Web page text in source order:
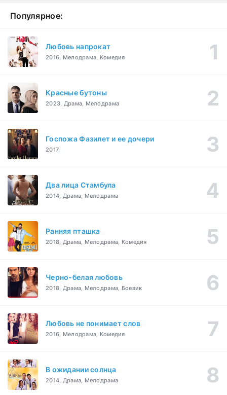
Популярное:
Любовь напрокат
2016, Мелодрама, Комедия
Красные бутоны
2023, Драма, Мелодрама
Госпожа Фазилет и ее дочери
2017,
Два лица Стамбула
2014, Драма, Мелодрама
Ранняя пташка
2018, Драма, Мелодрама, Комедия
Черно-белая любовь
2018, Драма, Мелодрама, Боевик
Любовь не понимает слов
2016, Мелодрама, Комедия
В ожидании солнца
2014, Драма, Мелодрама